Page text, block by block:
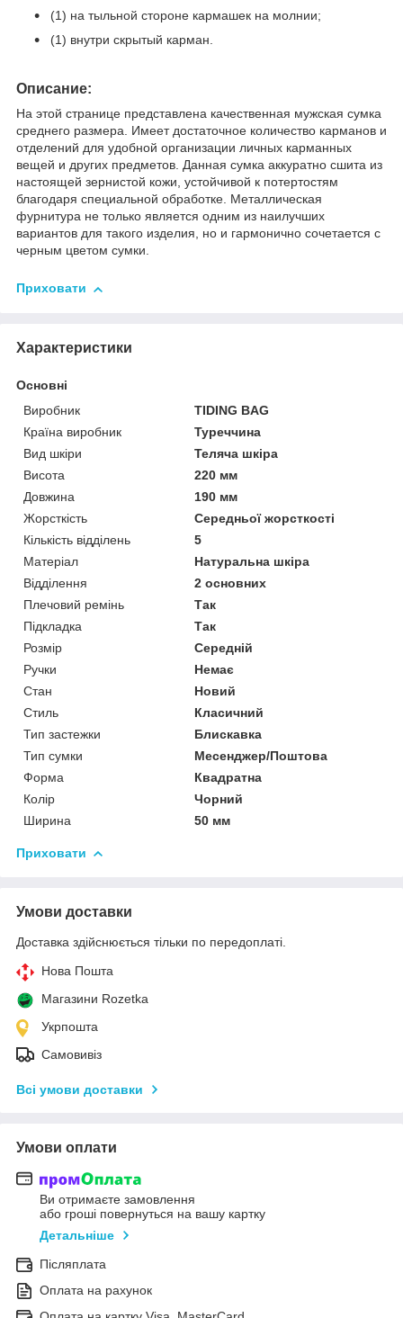
(1) на тыльной стороне кармашек на молнии;
(1) внутри скрытый карман.
Описание:
На этой странице представлена качественная мужская сумка
среднего размера. Имеет достаточное количество карманов и
отделений для удобной организации личных карманных
вещей и других предметов. Данная сумка аккуратно сшита из
настоящей зернистой кожи, устойчивой к потертостям
благодаря специальной обработке. Металлическая
фурнитура не только является одним из наилучших
вариантов для такого изделия, но и гармонично сочетается с
черным цветом сумки.
Приховати
Характеристики
Основні
Виробник
TIDING BAG
Країна виробник
Туреччина
Вид шкіри
Теляча шкіра
Висота
220 мм
Довжина
190 мм
Жорсткість
Середньої жорсткості
Кількість відділень
5
Матеріал
Натуральна шкіра
Відділення
2 основних
Плечовий ремінь
Так
Підкладка
Так
Розмір
Середній
Ручки
Немає
Стан
Новий
Стиль
Класичний
Тип застежки
Блискавка
Тип сумки
Месенджер/Поштова
Форма
Квадратна
Колір
Чорний
Ширина
50 мм
Приховати
Умови доставки
Доставка здійснюється тільки по передоплаті.
Нова Пошта
Магазини Rozetka
Укрпошта
Самовивіз
Всі умови доставки
Умови оплати
Ви отримаєте замовлення
або гроші повернуться на вашу картку
Детальніше
Післяплата
Оплата на рахунок